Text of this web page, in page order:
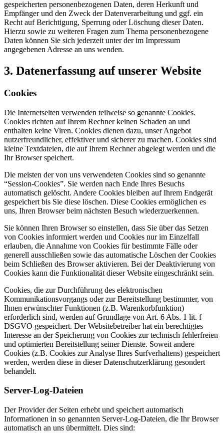
gespeicherten personenbezogenen Daten, deren Herkunft und
Empfänger und den Zweck der Datenverarbeitung und ggf. ein
Recht auf Berichtigung, Sperrung oder Löschung dieser Daten.
Hierzu sowie zu weiteren Fragen zum Thema personenbezogene
Daten können Sie sich jederzeit unter der im Impressum
angegebenen Adresse an uns wenden.
3. Datenerfassung auf unserer Website
Cookies
Die Internetseiten verwenden teilweise so genannte Cookies.
Cookies richten auf Ihrem Rechner keinen Schaden an und
enthalten keine Viren. Cookies dienen dazu, unser Angebot
nutzerfreundlicher, effektiver und sicherer zu machen. Cookies sind
kleine Textdateien, die auf Ihrem Rechner abgelegt werden und die
Ihr Browser speichert.
Die meisten der von uns verwendeten Cookies sind so genannte
“Session-Cookies”. Sie werden nach Ende Ihres Besuchs
automatisch gelöscht. Andere Cookies bleiben auf Ihrem Endgerät
gespeichert bis Sie diese löschen. Diese Cookies ermöglichen es
uns, Ihren Browser beim nächsten Besuch wiederzuerkennen.
Sie können Ihren Browser so einstellen, dass Sie über das Setzen
von Cookies informiert werden und Cookies nur im Einzelfall
erlauben, die Annahme von Cookies für bestimmte Fälle oder
generell ausschließen sowie das automatische Löschen der Cookies
beim Schließen des Browser aktivieren. Bei der Deaktivierung von
Cookies kann die Funktionalität dieser Website eingeschränkt sein.
Cookies, die zur Durchführung des elektronischen
Kommunikationsvorgangs oder zur Bereitstellung bestimmter, von
Ihnen erwünschter Funktionen (z.B. Warenkorbfunktion)
erforderlich sind, werden auf Grundlage von Art. 6 Abs. 1 lit. f
DSGVO gespeichert. Der Websitebetreiber hat ein berechtigtes
Interesse an der Speicherung von Cookies zur technisch fehlerfreien
und optimierten Bereitstellung seiner Dienste. Soweit andere
Cookies (z.B. Cookies zur Analyse Ihres Surfverhaltens) gespeichert
werden, werden diese in dieser Datenschutzerklärung gesondert
behandelt.
Server-Log-Dateien
Der Provider der Seiten erhebt und speichert automatisch
Informationen in so genannten Server-Log-Dateien, die Ihr Browser
automatisch an uns übermittelt. Dies sind: